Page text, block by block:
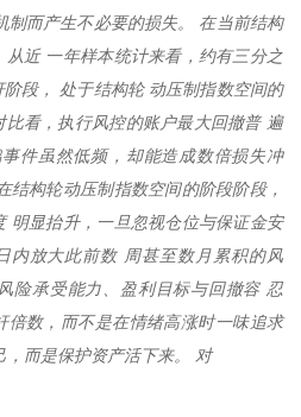
制而产生不必要的损失。 在当前结构
近 一年样本统计来看，约有三分之
段， 处于结构轮 动压制指数空间的
看，执行风控的账户最大回撤普 遍
件虽然低频，却能造成数倍损失冲
结构轮动压制指数空间的阶段阶段，
明显抬升，一旦忽视仓位与保证金安
内放大此前数 周甚至数月累积的风
险承受能力、盈利目标与回撤容 忍
倍数，而不是在情绪高涨时一味追求
而是保护资产活下来。 对